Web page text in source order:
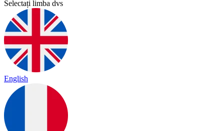
Selectați limba dvs
English